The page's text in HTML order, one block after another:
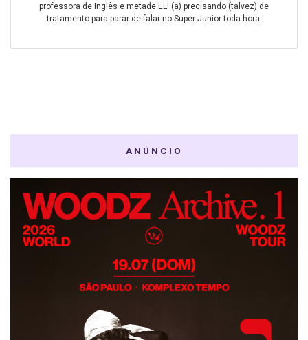
professora de Inglês e metade ELF(a) precisando (talvez) de
tratamento para parar de falar no Super Junior toda hora.
ANÚNCIO